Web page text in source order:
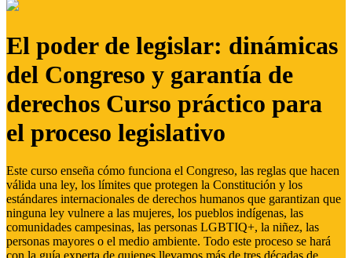
El poder de legislar: dinámicas
del Congreso y garantía de
derechos Curso práctico para
el proceso legislativo
Este curso enseña cómo funciona el Congreso, las reglas que hacen
válida una ley, los límites que protegen la Constitución y los
estándares internacionales de derechos humanos que garantizan que
ninguna ley vulnere a las mujeres, los pueblos indígenas, las
comunidades campesinas, las personas LGBTIQ+, la niñez, las
personas mayores o el medio ambiente. Todo este proceso se hará
con la guía experta de quienes llevamos más de tres décadas de